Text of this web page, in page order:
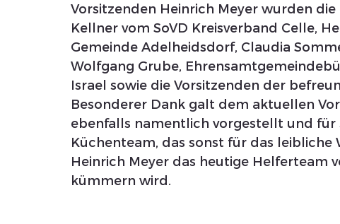
Vorsitzenden Heinrich Meyer wurden
Kellner vom SoVD Kreisverband Celle,
Gemeinde Adelheidsdorf, Claudia
Wolfgang Grube,
Israel sowie die Vorsitzenden der
Besonderer Dank galt dem aktuellen
ebenfalls namentlich vorgestellt und
Küchenteam, das sonst für das
Heinrich Meyer das heutige Helferteam
kümmern wird.